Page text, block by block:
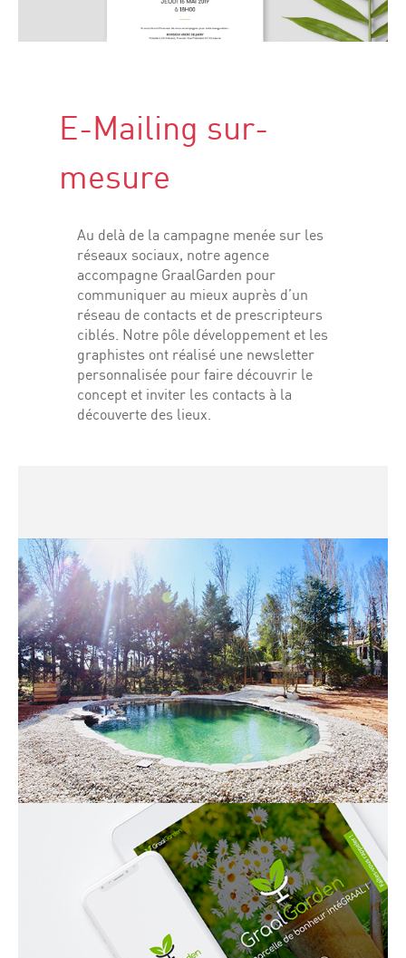
E-Mailing sur-
mesure
Au delà de la campagne menée sur les
réseaux sociaux, notre agence
accompagne GraalGarden pour
communiquer au mieux auprès d’un
réseau de contacts et de prescripteurs
ciblés. Notre pôle développement et les
graphistes ont réalisé une newsletter
personnalisée pour faire découvrir le
concept et inviter les contacts à la
découverte des lieux.